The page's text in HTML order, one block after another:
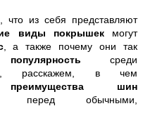
что из себя представляют
виды покрышекмогут
, а также почему они так
среди
расскажем, в чем
шин
перед обычными,